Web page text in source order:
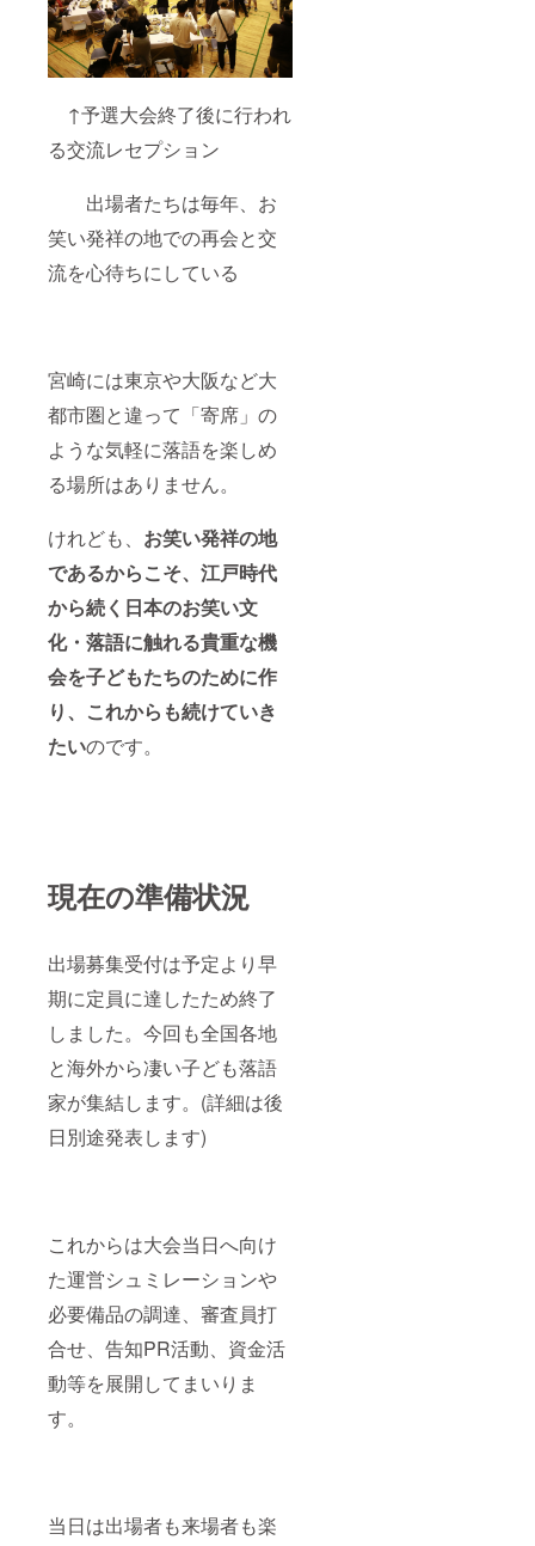
↑予選大会終了後に行われ
る交流レセプション
出場者たちは毎年、お
笑い発祥の地での再会と交
流を心待ちにしている
宮崎には東京や大阪など大
都市圏と違って「寄席」の
ような気軽に落語を楽しめ
る場所はありません。
けれども、 お笑い発祥の地
であるからこそ、 江戸時代
から続く日本のお笑い文
化・落語に触れる貴重な機
会を子どもたちのために作
り、これからも続けていき
たいのです。
現在の準備状況
出場募集受付は予定より早
期に定員に達したため終了
しました。今回も全国各地
と海外から凄い子ども落語
家が集結します。(詳細は後
日別途発表します)
これからは大会当日へ向け
た運営シュミレーションや
必要備品の調達、審査員打
合せ、告知PR活動、資金活
動等を展開してまいりま
す。
当日は出場者も来場者も楽